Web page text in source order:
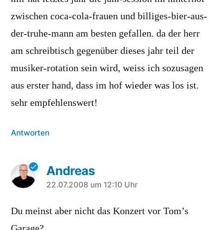
zwischen coca-cola-frauen und billiges-bier-aus-
der-truhe-mann am besten gefallen. da der herr
am schreibtisch gegenüber dieses jahr teil der
musiker-rotation sein wird, weiss ich sozusagen
aus erster hand, dass im hof wieder was los ist.
sehr empfehlenswert!
Antworten
Andreas
sagt:
22.07.2008 um 12:10 Uhr
Du meinst aber nicht das Konzert vor Tom’s